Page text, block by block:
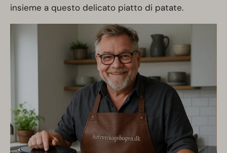
insieme a questo delicato piatto di patate.